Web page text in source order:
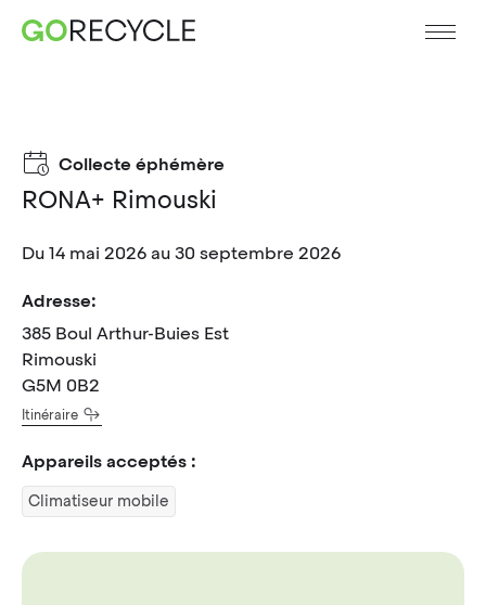
Collecte éphémère
RONA+ Rimouski
Du 14 mai 2026 au 30 septembre 2026
Adresse:
385 Boul Arthur-Buies Est
Rimouski
G5M 0B2
Itinéraire
Appareils acceptés :
Climatiseur mobile